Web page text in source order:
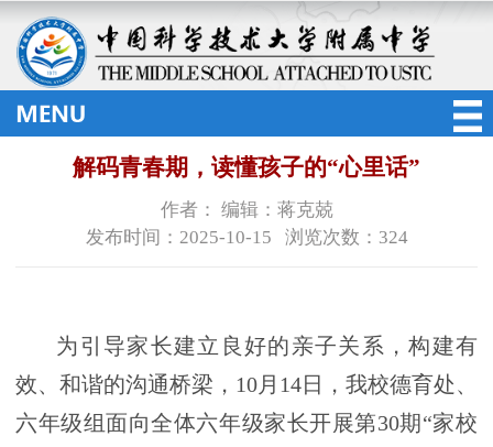
解码青春期，读懂孩子的“心里话”
作者： 编辑：蒋克兢
发布时间：2025-10-15 浏览次数： 324
为引导家长建立良好的亲子关系，构建有
效、和谐的沟通桥梁， 10月 14日，我校德育处、
六年级组面向全体六年级家长开展第30期“家校